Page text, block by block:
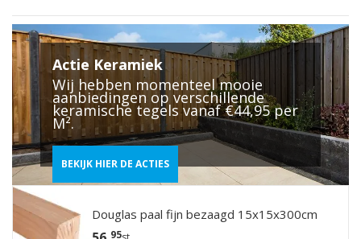
Actie Keramiek
Wij hebben momenteel mooie
aanbiedingen op verschillende
keramische tegels vanaf €44,95 per
M².
BEKIJK HIER DE ACTIES
Douglas paal fijn bezaagd 15x15x300cm
95